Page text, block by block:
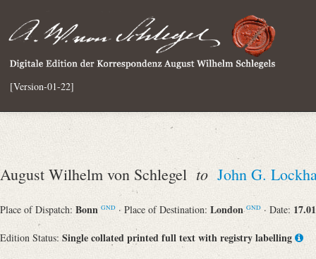
[Version-01-22]
August Wilhelm von Schlegel to John G.
Place of Dispatch: Bonn GND · Place of Destination: LondonGND · Date:
Edition Status: Single collated printed full text with registry labelling